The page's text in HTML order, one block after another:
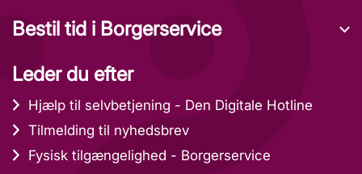
Bestil tid i Borgerservice
Leder du efter
Hjælp til selvbetjening - Den Digitale Hotline
Tilmelding til nyhedsbrev
Fysisk tilgængelighed - Borgerservice